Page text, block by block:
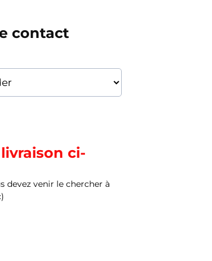
contact
ci-
devez venir le chercher à